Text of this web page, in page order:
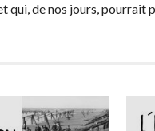
de nos jours, pourrait